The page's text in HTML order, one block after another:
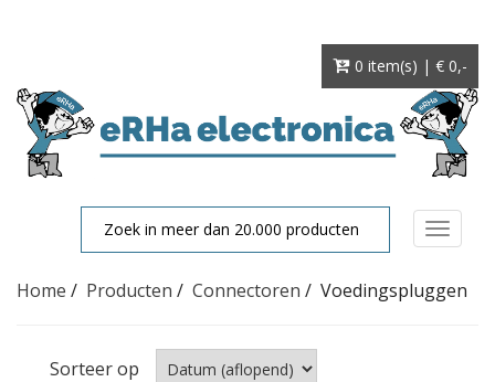
0 item(s) | € 0,-
Toggle
Home / Producten / Connectoren / Voedingspluggen
Sorteer op